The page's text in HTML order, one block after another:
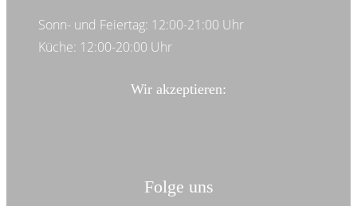
Sonn- und Feiertag: 12:00-21:00 Uhr
Küche: 12:00-20:00 Uhr
Wir akzeptieren:
Folge uns